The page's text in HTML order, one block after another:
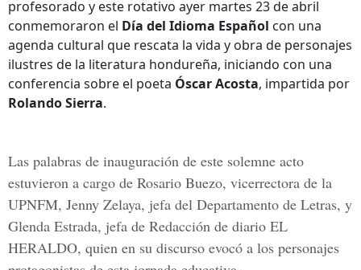
profesorado y este rotativo ayer martes 23 de abril
conmemoraron el Día del Idioma Español con una
agenda cultural que rescata la vida y obra de personajes
ilustres de la literatura hondureña, iniciando con una
conferencia sobre el poeta Óscar Acosta, impartida por
Rolando Sierra.
Las palabras de inauguración de este solemne acto
estuvieron a cargo de Rosario Buezo, vicerrectora de la
UPNFM, Jenny Zelaya, jefa del Departamento de Letras, y
Glenda Estrada, jefa de Redacción de diario EL
HERALDO, quien en su discurso evocó a los personajes